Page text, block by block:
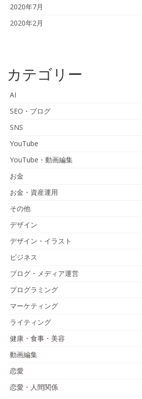
2020年7月
2020年2月
カテゴリー
AI
SEO・ブログ
SNS
YouTube
YouTube・動画編集
お金
お金・資産運用
その他
デザイン
デザイン・イラスト
ビジネス
ブログ・メディア運営
プログラミング
マーケティング
ライティング
健康・食事・美容
動画編集
恋愛
恋愛・人間関係